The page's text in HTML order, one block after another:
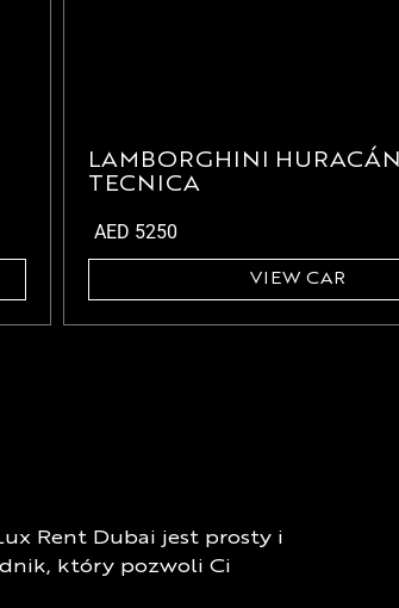
LAMBORGHINI HURACÁN
TECNICA
AED 5250
VIEW CAR
Rent Dubai jest prosty i
który pozwoli Ci